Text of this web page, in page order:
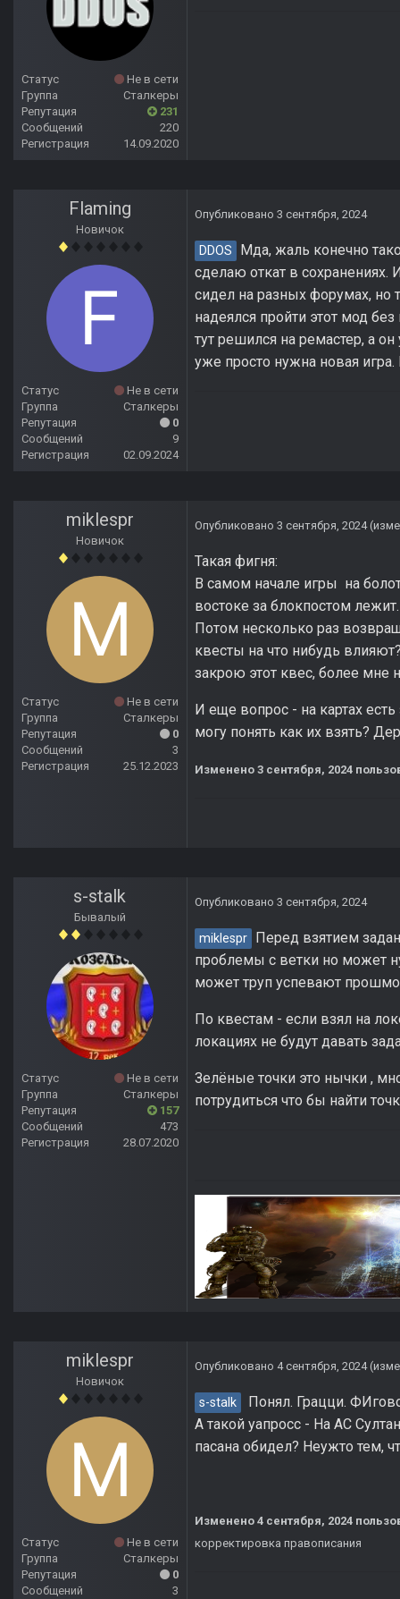
Статус
Не в сети
Группа
Сталкеры
Репутация
231
Сообщений
220
Регистрация
14.09.2020
Flaming
Новичок
Статус
Не в сети
Группа
Сталкеры
Репутация
0
Сообщений
9
Регистрация
02.09.2024
Опубликовано 3 сентября, 2024
DDOS
Мда, жаль конечно
сделаю откат в сохранениях.
сидел на разных форумах, но
надеялся пройти этот мод
тут решился на ремастер, а
уже просто нужна новая
miklespr
Новичок
Статус
Не в сети
Группа
Сталкеры
Репутация
0
Сообщений
3
Регистрация
25.12.2023
Опубликовано 3 сентября, 2024
Такая фигня:
В самом начале игры на
востоке за блокпостом
Потом несколько раз
квесты на что нибудь
закрою этот квес, более мне
И еще вопрос - на картах
могу понять как их взять?
Изменено 3 сентября, 2024
s-stalk
Бывалый
Статус
Не в сети
Группа
Сталкеры
Репутация
157
Сообщений
473
Регистрация
28.07.2020
Опубликовано 3 сентября, 2024
miklespr
Перед взятием
проблемы с ветки но может
может труп успевают
По квестам - если взял на
локациях не будут давать
Зелёные точки это нычки ,
потрудиться что бы найти
miklespr
Новичок
Статус
Не в сети
Группа
Сталкеры
Репутация
0
Сообщений
3
Опубликовано 4 сентября, 2024
s-stalk
Понял. Грацци.
А такой уапросс - На АС
пасана обидел? Неужто тем,
Изменено 4 сентября, 2024
корректировка правописания